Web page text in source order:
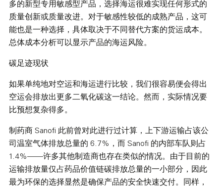
多的新型专用敏感型产品，选择海运很难实现任何形式的
质量创新或质量改进。对于敏感性较低的成熟产品，这可
能也是一种选择，具体取决于不同替代方案的货运成本。
总体成本分析可以显示产品的海运风险。
碳足迹现状
如果单纯地对空运和海运进行比较，我们很容易便会得出
空运会排放出更多二氧化碳这一结论。然而，实际情况要
比预想复杂得多。
制药商 Sanofi 此前曾对此进行过计算，上下游运输占该公
司温室气体排放总量的 6.7%，而 Sanofi 的内部车队则占
1.4%——许多其他制造商也存在类似的情况。由于目前的
运输排放量仅占药品价值链碳排放总量的一小部分，因此
最为环保的选择显然是确保产品的安全快速交付。同样，